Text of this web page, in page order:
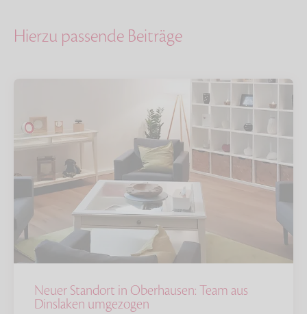
Hierzu passende Beiträge
Neuer Standort in Oberhausen: Team aus
Dinslaken umgezogen